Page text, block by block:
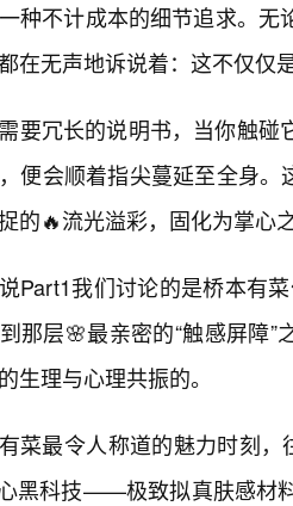
种不计成本的细节追求。
在无声地诉说着：这不仅仅
要冗长的说明书，当你触
便会顺着指尖蔓延至全身
的🔥流光溢彩，固化为掌心
Part1我们讨论的是桥本有
那层🌸最亲密的“触感屏障
生理与心理共振的。
菜最令人称道的魅力时刻，
黑科技——极致拟真肤感材